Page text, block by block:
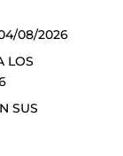
08/2026
LOS
SUS